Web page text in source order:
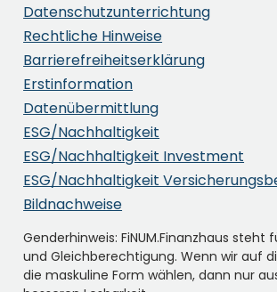
Datenschutzunterrichtung
Rechtliche Hinweise
Barrierefreiheitserklärung
Erstinformation
Datenübermittlung
ESG/Nachhaltigkeit
ESG/Nachhaltigkeit Investment
ESG/Nachhaltigkeit
Bildnachweise
Genderhinweis: FiNUM.Finanzhaus steht
und Gleichberechtigung. Wenn wir auf
die maskuline Form wählen, dann nur